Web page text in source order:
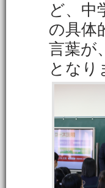
ど、中
の具体
言葉が
となり